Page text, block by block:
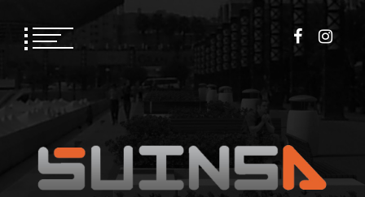
contenido